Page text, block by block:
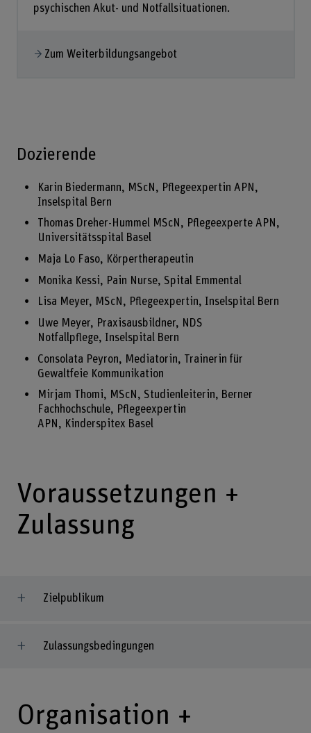
psychischen Akut- und Notfallsituationen.
Zum Weiterbildungsangebot
Dozierende
Karin Biedermann, MScN, Pflegeexpertin APN,
Inselspital Bern
Thomas Dreher-Hummel MScN, Pflegeexperte APN,
Universitätsspital Basel
Maja Lo Faso, Körpertherapeutin
Monika Kessi, Pain Nurse, Spital Emmental
Lisa Meyer, MScN, Pflegeexpertin, Inselspital Bern
Uwe Meyer, Praxisausbildner, NDS
Notfallpflege, Inselspital Bern
Consolata Peyron, Mediatorin, Trainerin für
Gewaltfeie Kommunikation
Mirjam Thomi, MScN, Studienleiterin, Berner
Fachhochschule, Pflegeexpertin
APN, Kinderspitex Basel
Voraussetzungen +
Zulassung
Zielpublikum
Zulassungsbedingungen
Organisation +